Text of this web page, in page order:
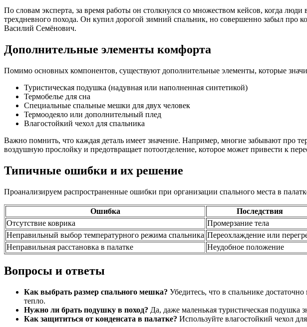
По словам эксперта, за время работы он столкнулся со множеством кейсов, когда
трехдневного похода. Он купил дорогой зимний спальник, но совершенно забыл про
Василий Семёнович.
Дополнительные элементы комфорта
Помимо основных компонентов, существуют дополнительные элементы, которые
Туристическая подушка (надувная или наполненная синтетикой)
Термобелье для сна
Специальные спальные мешки для двух человек
Термоодеяло или дополнительный плед
Влагостойкий чехол для спальника
Важно помнить, что каждая деталь имеет значение. Например, многие забывают про
воздушную прослойку и предотвращает потоотделение, которое может привести к
Типичные ошибки и их решение
Проанализируем распространенные ошибки при организации спального места в
Ошибка Последствия
Отсутствие коврика
Промерзание тела
Неправильный выбор температурного режима спальника Переохлаждение или
Неправильная расстановка в палатке
Неудобное положение
Вопросы и ответы
Как выбрать размер спального мешка? Убедитесь, что в спальнике
тепло.
Нужно ли брать подушку в поход? Да, даже маленькая туристическая подушка
Как защититься от конденсата в палатке? Используйте влагостойкий чехол